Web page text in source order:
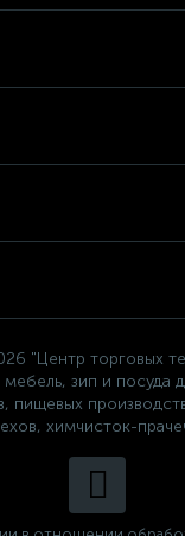
"Центр торговых
зип и посуда
пищевых
химчисток-